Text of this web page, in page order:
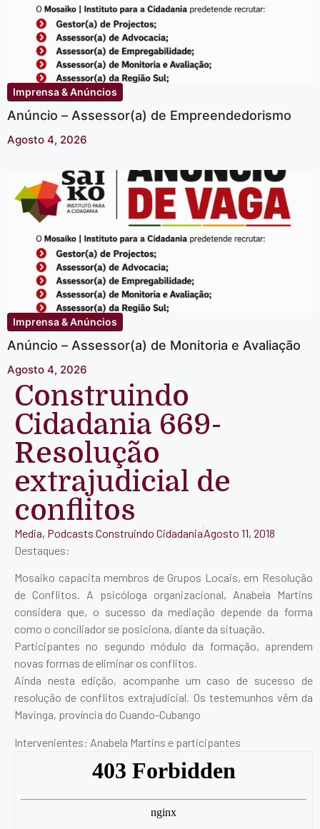
Imprensa & Anúncios
Anúncio – Assessor(a) de Empreendedorismo
Agosto 4, 2026
Imprensa & Anúncios
Anúncio – Assessor(a) de Monitoria e Avaliação
Agosto 4, 2026
Construindo
Cidadania 669-
Resolução
extrajudicial de
conflitos
Media, Podcasts Construindo CidadaniaAgosto 11, 2018
Destaques:
Mosaiko capacita membros de Grupos Locais, em Resolução
de Conflitos. A psicóloga organizacional, Anabela Martins
considera que, o sucesso da mediação depende da forma
como o conciliador se posiciona, diante da situação.
Participantes no segundo módulo da formação, aprendem
novas formas de eliminar os conflitos.
Ainda nesta edição, acompanhe um caso de sucesso de
resolução de conflitos extrajudicial. Os testemunhos vêm da
Mavinga, província do Cuando-Cubango
Intervenientes: Anabela Martins e participantes